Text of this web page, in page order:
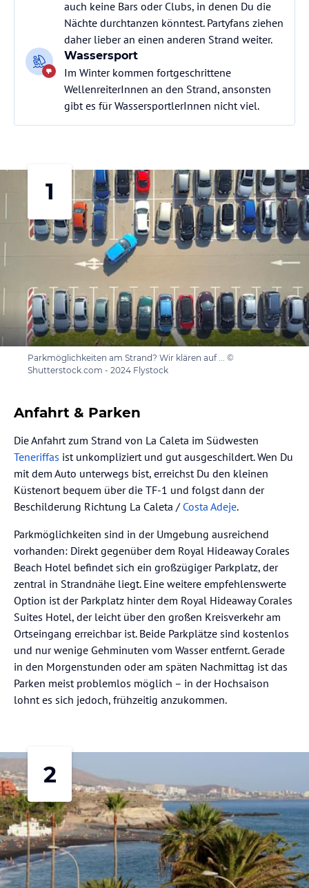
auch keine Bars oder Clubs, in denen Du die
Nächte durchtanzen könntest. Partyfans ziehen
daher lieber an einen anderen Strand weiter.
Wassersport
Im Winter kommen fortgeschrittene
WellenreiterInnen an den Strand, ansonsten
gibt es für WassersportlerInnen nicht viel.
1
Parkmöglichkeiten am Strand? Wir klären auf ... ©
Shutterstock.com - 2024 Flystock
Anfahrt & Parken
Die Anfahrt zum Strand von La Caleta im Südwesten
Teneriffas ist unkompliziert und gut ausgeschildert. Wen Du
mit dem Auto unterwegs bist, erreichst Du den kleinen
Küstenort bequem über die TF-1 und folgst dann der
Beschilderung Richtung La Caleta / Costa Adeje.
Parkmöglichkeiten sind in der Umgebung ausreichend
vorhanden: Direkt gegenüber dem Royal Hideaway Corales
Beach Hotel befindet sich ein großzügiger Parkplatz, der
zentral in Strandnähe liegt. Eine weitere empfehlenswerte
Option ist der Parkplatz hinter dem Royal Hideaway Corales
Suites Hotel, der leicht über den großen Kreisverkehr am
Ortseingang erreichbar ist. Beide Parkplätze sind kostenlos
und nur wenige Gehminuten vom Wasser entfernt. Gerade
in den Morgenstunden oder am späten Nachmittag ist das
Parken meist problemlos möglich – in der Hochsaison
lohnt es sich jedoch, frühzeitig anzukommen.
2